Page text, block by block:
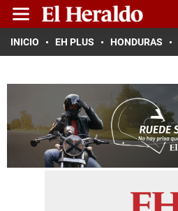
INICIO EH PLUS HONDURAS